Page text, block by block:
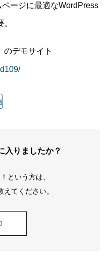
ージに最適なWordPress
のデモサイト
入りましたか？
という方は、
てください。